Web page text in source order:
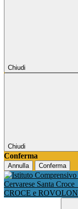
Chiudi
Chiudi
Conferma
Annulla Conferma
Cervarese Santa Croce
CROCE e ROVOLON